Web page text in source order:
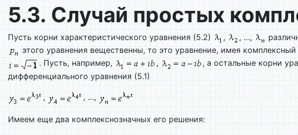
5.3. Случай простых
Пусть корни характеристического уравнения (5.2) , , …,
этого уравнения вещественны, то это уравнение, имея комплексный
. Пусть, например,
, , а остальные корни
дифференциального уравнения (5.1)
, , …,
Имеем еще два комплекснозначных его решения: